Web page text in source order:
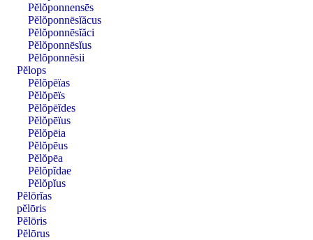
Pĕlŏponnensēs
Pĕlŏponnēsĭăcus
Pĕlŏponnēsĭăci
Pĕlŏponnēsĭus
Pĕlŏponnēsii
Pĕlops
Pĕlŏpēïas
Pĕlŏpēïs
Pĕlŏpēĭdes
Pĕlŏpēïus
Pĕlŏpēia
Pĕlŏpēus
Pĕlŏpēa
Pĕlŏpĭdae
Pĕlŏpĭus
Pĕlōrĭas
pĕlōris
Pĕlōris
Pĕlōrus